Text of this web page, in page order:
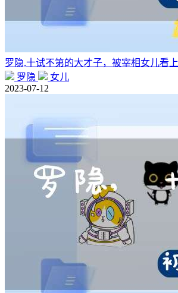
罗隐,十试不第的大才子，被宰相女儿看上
罗隐
女儿
2023-07-12